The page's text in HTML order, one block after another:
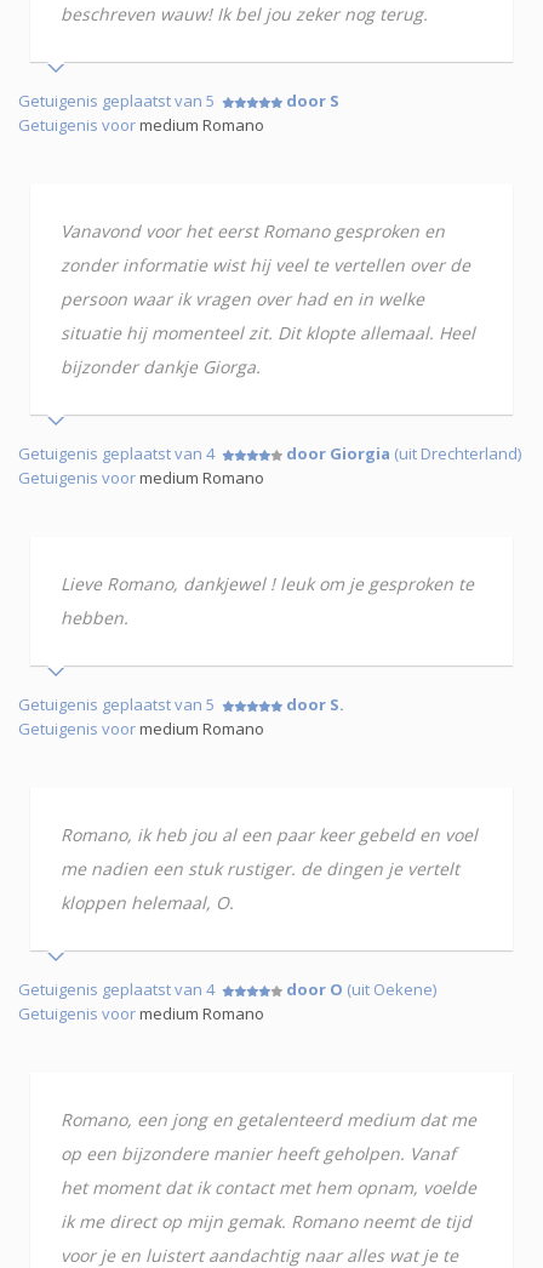
beschreven wauw! Ik bel jou zeker nog terug.
Getuigenis geplaatst van 5
door S
Getuigenis voormedium Romano
Vanavond voor het eerst Romano gesproken en
zonder informatie wist hij veel te vertellen over de
persoon waar ik vragen over had en in welke
situatie hij momenteel zit. Dit klopte allemaal. Heel
bijzonder dankje Giorga.
Getuigenis geplaatst van 4 door Giorgia (uit Drechterland)
Getuigenis voormedium Romano
Lieve Romano, dankjewel ! leuk om je gesproken te
hebben.
Getuigenis geplaatst van 5
door S.
Getuigenis voormedium Romano
Romano, ik heb jou al een paar keer gebeld en voel
me nadien een stuk rustiger. de dingen je vertelt
kloppen helemaal, O.
Getuigenis geplaatst van 4 door O (uit Oekene)
Getuigenis voormedium Romano
Romano, een jong en getalenteerd medium dat me
op een bijzondere manier heeft geholpen. Vanaf
het moment dat ik contact met hem opnam, voelde
ik me direct op mijn gemak. Romano neemt de tijd
voor je en luistert aandachtig naar alles wat je te